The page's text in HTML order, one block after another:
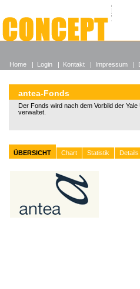
Alle
Wieso
antea-Fonds
Der Fonds wird nach dem Vorbild der
verwaltet.
ÜBERSICHT Chart Statistik Details
Home | Login | Kontakt | Impressum |